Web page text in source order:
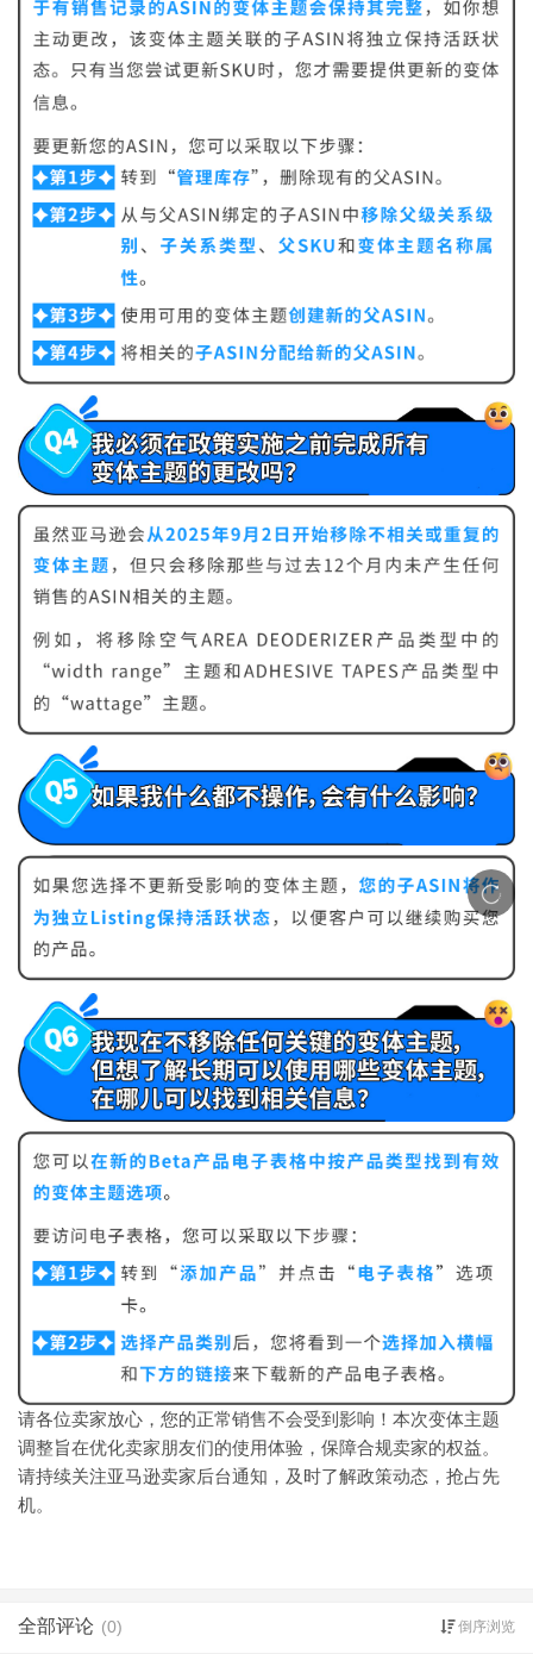
请各位卖家放心，您的正常销售不会受到影响！本次变体主题
调整旨在优化卖家朋友们的使用体验，保障合规卖家的权益。
请持续关注亚马逊卖家后台通知，及时了解政策动态，抢占先
机。
全部评论 (0) 倒序浏览